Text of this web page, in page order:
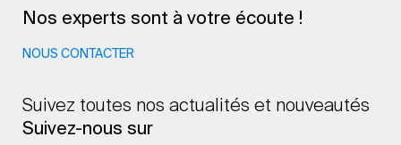
Nos experts sont à votre écoute !
NOUS CONTACTER
Suivez toutes nos actualités et nouveautés
Suivez-nous sur